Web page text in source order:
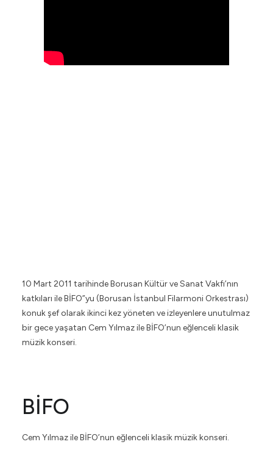
10 Mart 2011 tarihinde Borusan Kültür ve Sanat Vakfı’nın
katkıları ile BİFO”yu (Borusan İstanbul Filarmoni Orkestrası)
konuk şef olarak ikinci kez yöneten ve izleyenlere unutulmaz
bir gece yaşatan Cem Yılmaz ile BİFO’nun eğlenceli klasik
müzik konseri.
BİFO
Cem Yılmaz ile BİFO’nun eğlenceli klasik müzik konseri.